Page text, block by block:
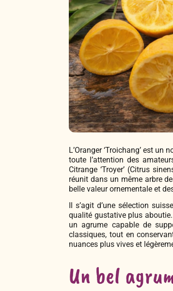
L’Oranger ‘Troichang’ est
toute l’attention des
Citrange ‘Troyer’ (Citrus
réunit dans un même arbre
belle valeur ornementale et
Il s’agit d’une sélection
qualité gustative plus
un agrume capable de
classiques, tout en
nuances plus vives et
Un bel